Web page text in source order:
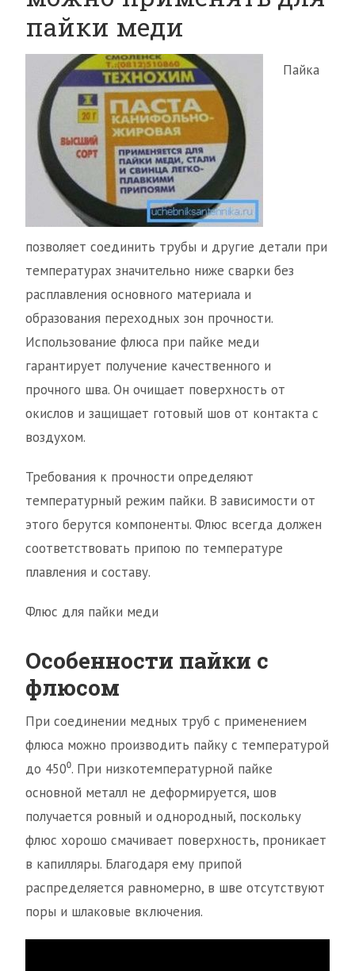
пайки меди
Пайка
позволяет соединить трубы и другие детали при
температурах значительно ниже сварки без
расплавления основного материала и
образования переходных зон прочности.
Использование флюса при пайке меди
гарантирует получение качественного и
прочного шва. Он очищает поверхность от
окислов и защищает готовый шов от контакта с
воздухом.
Требования к прочности определяют
температурный режим пайки. В зависимости от
этого берутся компоненты. Флюс всегда должен
соответствовать припою по температуре
плавления и составу.
Флюс для пайки меди
Особенности пайки с
флюсом
При соединении медных труб с применением
флюса можно производить пайку с температурой
до 450⁰. При низкотемпературной пайке
основной металл не деформируется, шов
получается ровный и однородный, поскольку
флюс хорошо смачивает поверхность, проникает
в капилляры. Благодаря ему припой
распределяется равномерно, в шве отсутствуют
поры и шлаковые включения.